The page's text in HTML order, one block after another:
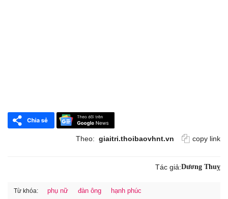
Theo: giaitri.thoibaovhnt.vn copy link
Tác giả:Dương Thuỵ
Từ khóa: phụ nữ đàn ông hạnh phúc